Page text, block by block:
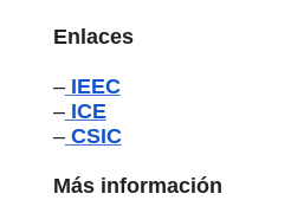
Enlaces
– IEEC
– ICE
– CSIC
Más información